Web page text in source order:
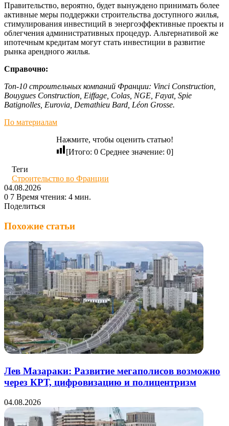
Правительство, вероятно, будет вынуждено принимать более
активные меры поддержки строительства доступного жилья,
стимулирования инвестиций в энергоэффективные проекты и
облегчения административных процедур. Альтернативой же
ипотечным кредитам могут стать инвестиции в развитие
рынка арендного жилья.
Справочно:
Топ-10 строительных компаний Франции: Vinci Construction,
Bouygues Construction, Eiffage, Colas, NGE, Fayat, Spie
Batignolles, Eurovia, Demathieu Bard, Léon Grosse.
По материалам
Нажмите, чтобы оценить статью!
[Итого: 0 Среднее значение: 0]
Теги
Строительство во Франции
04.08.2026
0 7 Время чтения: 4 мин.
Поделиться
через
почту
Похожие статьи
Лев Мазараки: Развитие мегаполисов возможно
через КРТ, цифровизацию и полицентризм
04.08.2026